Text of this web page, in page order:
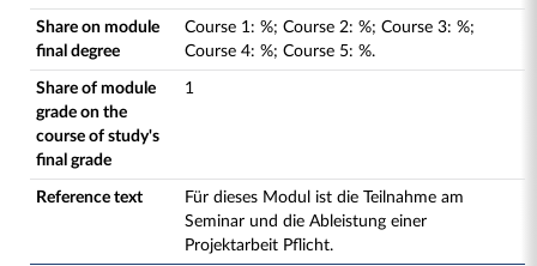
Share on module
final degree
Course 1: %; Course 2: %; Course 3: %;
Course 4: %; Course 5: %.
Share of module
grade on the
course of study's
final grade
1
Reference text
Für dieses Modul ist die Teilnahme am
Seminar und die Ableistung einer
Projektarbeit Pflicht.